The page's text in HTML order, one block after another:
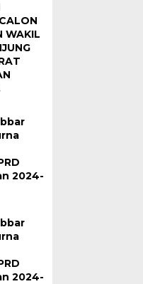
WAKIL
2024-
2024-